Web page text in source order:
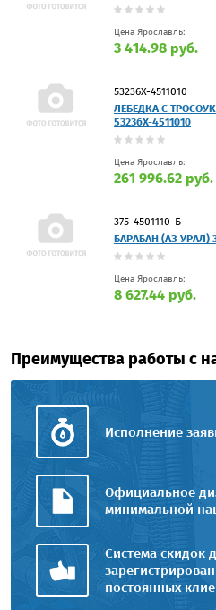
Цена Ярославль:
3 414.98 руб.
53236Х-4511010
ЛЕБЕДКА С
53236Х-4511010
Цена Ярославль:
261 996.62 руб.
375-4501110-Б
БАРАБАН (АЗ УРАЛ)
Цена Ярославль:
8 627.44 руб.
Преимущества работы с
Исполнение
Официальное
минимальной
Система скидок
постоянных